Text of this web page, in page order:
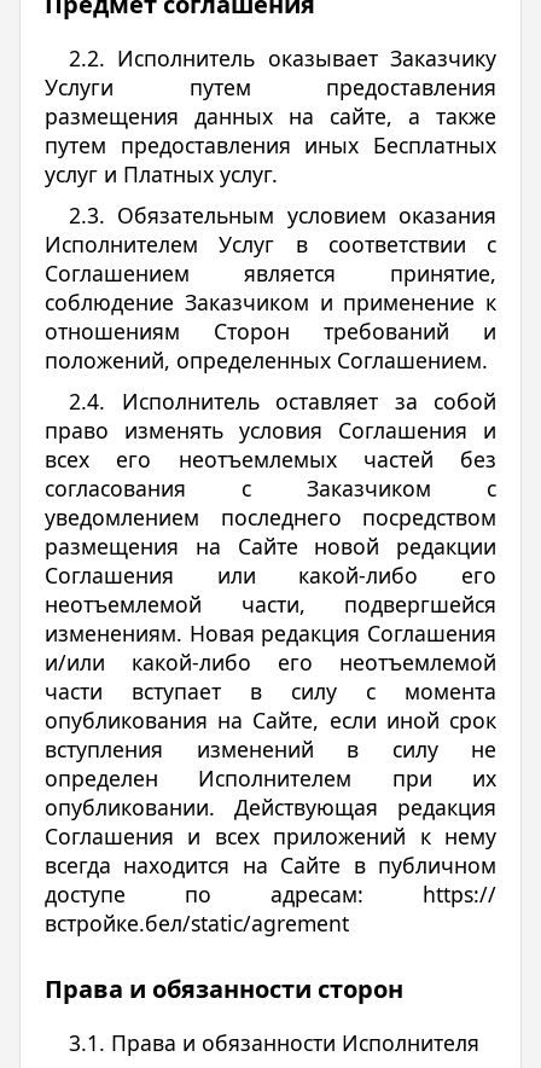
2.2. Исполнитель оказывает Заказчику
Услуги путем предоставления
размещения данных на сайте, а также
путем предоставления иных Бесплатных
услуг и Платных услуг.
2.3. Обязательным условием оказания
Исполнителем Услуг в соответствии с
Соглашением является принятие,
соблюдение Заказчиком и применение к
отношениям Сторон требований и
положений, определенных Соглашением.
2.4. Исполнитель оставляет за собой
право изменять условия Соглашения и
всех его неотъемлемых частей без
согласования с Заказчиком с
уведомлением последнего посредством
размещения на Сайте новой редакции
Соглашения или какой-либо его
неотъемлемой части, подвергшейся
изменениям. Новая редакция Соглашения
и/или какой-либо его неотъемлемой
части вступает в силу с момента
опубликования на Сайте, если иной срок
вступления изменений в силу не
определен Исполнителем при их
опубликовании. Действующая редакция
Соглашения и всех приложений к нему
всегда находится на Сайте в публичном
доступе по адресам: https://
встройке.бел/static/agrement
Права и обязанности сторон
3.1. Права и обязанности Исполнителя